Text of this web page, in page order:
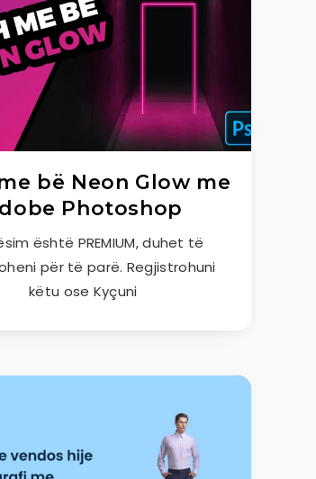
bë Neon Glow me
Photoshop
është PREMIUM, duhet të
për të parë. Regjistrohuni
këtu ose Kyçuni